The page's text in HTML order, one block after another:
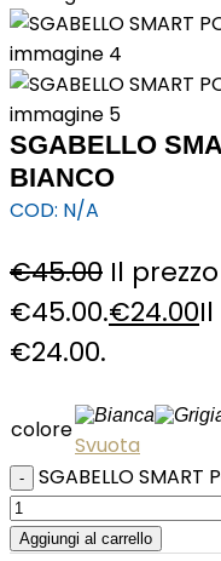
SGABELLO
BIANCO
COD: N/A
€45.00 Il
€45.00.€24.00
€24.00.
colore
Svuota
SGABELLO SMART
Aggiungi al carrello